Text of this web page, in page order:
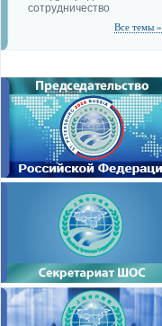
сотрудничество
Все темы »